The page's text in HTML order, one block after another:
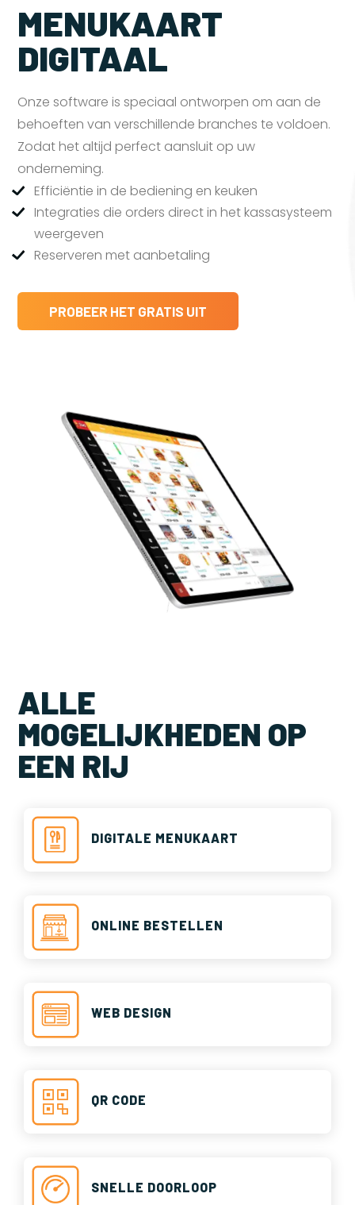
MENUKAART
DIGITAAL
Onze software is speciaal ontworpen om aan de
behoeften van verschillende branches te voldoen.
Zodat het altijd perfect aansluit op uw
onderneming.
Efficiëntie in de bediening en keuken
Integraties die orders direct in het kassasysteem
weergeven
Reserveren met aanbetaling
PROBEER HET GRATIS UIT
ALLE
MOGELIJKHEDEN OP
EEN RIJ
DIGITALE MENUKAART
ONLINE BESTELLEN
WEB DESIGN
QR CODE
SNELLE DOORLOOP